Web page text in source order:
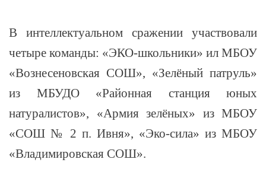
В интеллектуальном сражении участвовали
четыре команды: «ЭКО-школьники» ил МБОУ
«Вознесеновская СОШ», «Зелёный патруль»
из МБУДО «Районная станция юных
натуралистов», «Армия зелёных» из МБОУ
«СОШ № 2 п. Ивня», «Эко-сила» из МБОУ
«Владимировская СОШ».